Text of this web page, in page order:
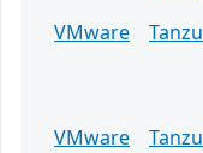
VMware
Tanzu
VMware
Tanzu